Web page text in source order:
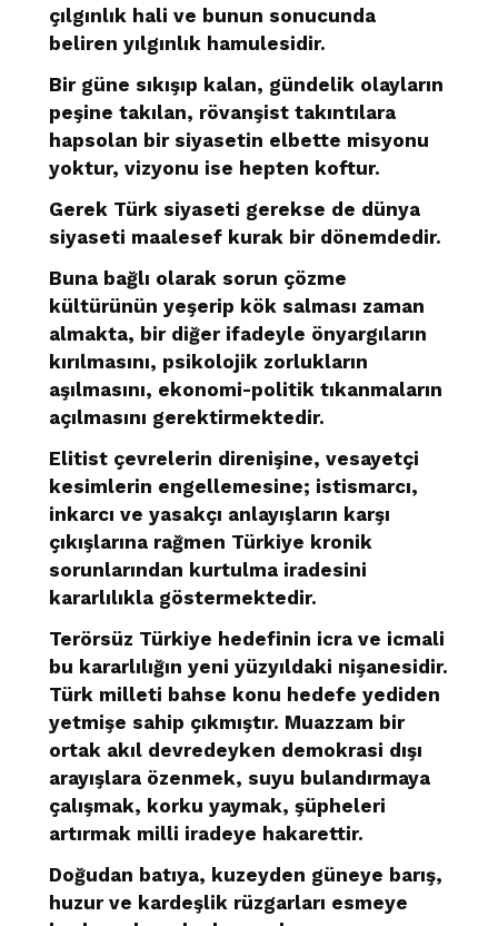
çılgınlık hali ve bunun sonucunda
beliren yılgınlık hamulesidir.
Bir güne sıkışıp kalan, gündelik olayların
peşine takılan, rövanşist takıntılara
hapsolan bir siyasetin elbette misyonu
yoktur, vizyonu ise hepten koftur.
Gerek Türk siyaseti gerekse de dünya
siyaseti maalesef kurak bir dönemdedir.
Buna bağlı olarak sorun çözme
kültürünün yeşerip kök salması zaman
almakta, bir diğer ifadeyle önyargıların
kırılmasını, psikolojik zorlukların
aşılmasını, ekonomi-politik tıkanmaların
açılmasını gerektirmektedir.
Elitist çevrelerin direnişine, vesayetçi
kesimlerin engellemesine; istismarcı,
inkarcı ve yasakçı anlayışların karşı
çıkışlarına rağmen Türkiye kronik
sorunlarından kurtulma iradesini
kararlılıkla göstermektedir.
Terörsüz Türkiye hedefinin icra ve icmali
bu kararlılığın yeni yüzyıldaki nişanesidir.
Türk milleti bahse konu hedefe yediden
yetmişe sahip çıkmıştır. Muazzam bir
ortak akıl devredeyken demokrasi dışı
arayışlara özenmek, suyu bulandırmaya
çalışmak, korku yaymak, şüpheleri
artırmak milli iradeye hakarettir.
Doğudan batıya, kuzeyden güneye barış,
huzur ve kardeşlik rüzgarları esmeye